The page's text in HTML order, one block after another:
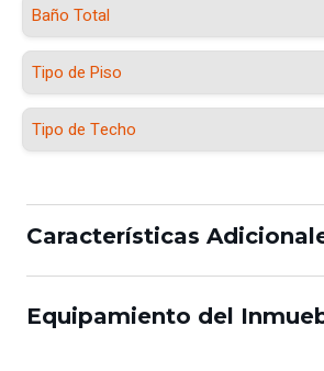
Baño Total
Tipo de Piso
Tipo de Techo
Características
Equipamiento del